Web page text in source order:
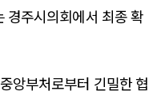
경주시의회에서 최종 확
앙부처로부터 긴밀한 협